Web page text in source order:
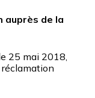
auprès de la
25 mai 2018,
réclamation